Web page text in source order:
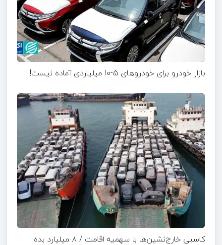
بازار خودرو برای خودروهای 5-10 میلیاردی آماده نیست!
کاسبی خارج‌نشین‌ها با سهمیه اقامت / ۸ میلیارد بده